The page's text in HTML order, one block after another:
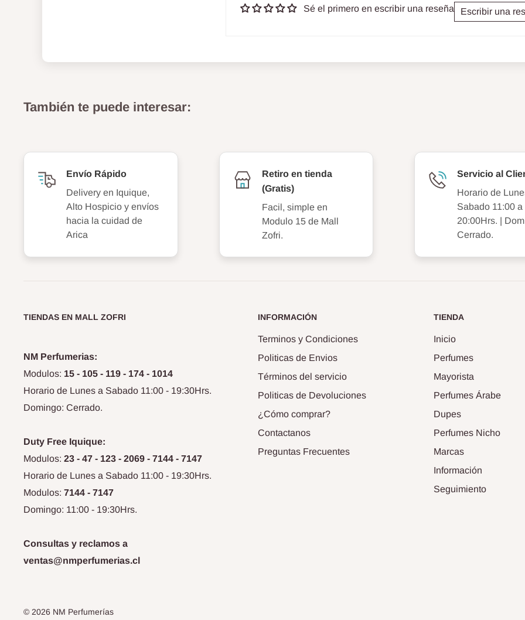
Sé el primero en escribir una reseña
Escribir una
También te puede interesar:
Envío Rápido
Delivery en Iquique,
Alto Hospicio y envíos
hacia la cuidad de
Arica
Retiro en tienda
(Gratis)
Facil, simple en
Modulo 15 de Mall
Zofri.
Servicio al
Horario de
Sabado 11:00 a
20:00Hrs. |
Cerrado.
TIENDAS EN MALL ZOFRI
NM Perfumerias:
Modulos: 15 - 105 - 119 - 174 - 1014
Horario de Lunes a Sabado 11:00 - 19:30Hrs.
Domingo: Cerrado.
Duty Free Iquique:
Modulos: 23 - 47 - 123 - 2069 - 7144 - 7147
Horario de Lunes a Sabado 11:00 - 19:30Hrs.
Modulos: 7144 - 7147
Domingo: 11:00 - 19:30Hrs.
Consultas y reclamos a
ventas@nmperfumerias.cl
INFORMACIÓN
Terminos y Condiciones
Politicas de Envios
Términos del servicio
Politicas de Devoluciones
¿Cómo comprar?
Contactanos
Preguntas Frecuentes
TIENDA
Inicio
Perfumes
Mayorista
Perfumes Árabe
Dupes
Perfumes Nicho
Marcas
Información
Seguimiento
© 2026 NM Perfumerías